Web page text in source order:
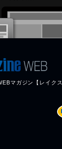
マガジン【レイク